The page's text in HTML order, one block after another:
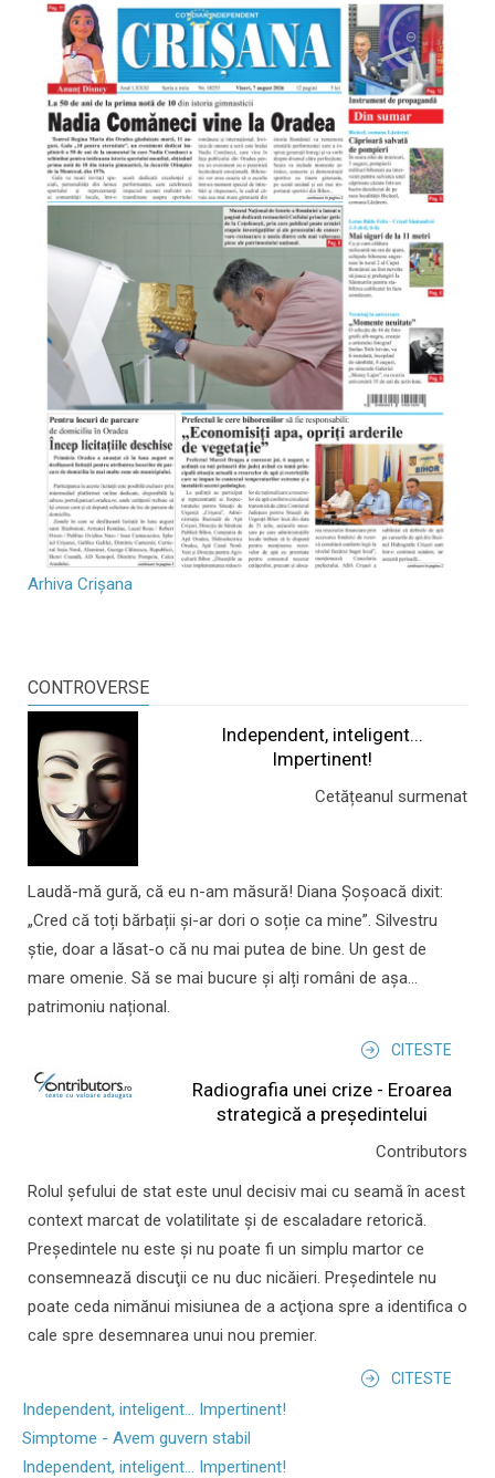
Arhiva Crișana
CONTROVERSE
Independent, inteligent...
Impertinent!
Cetățeanul surmenat
Laudă-mă gură, că eu n-am măsură! Diana Șoșoacă dixit:
„Cred că toți bărbații și-ar dori o soție ca mine”. Silvestru
știe, doar a lăsat-o că nu mai putea de bine. Un gest de
mare omenie. Să se mai bucure și alți români de așa...
patrimoniu național.
CITESTE
Radiografia unei crize - Eroarea
strategică a președintelui
Contributors
Rolul şefului de stat este unul decisiv mai cu seamă în acest
context marcat de volatilitate şi de escaladare retorică.
Preşedintele nu este şi nu poate fi un simplu martor ce
consemnează discuţii ce nu duc nicăieri. Preşedintele nu
poate ceda nimănui misiunea de a acţiona spre a identifica o
cale spre desemnarea unui nou premier.
CITESTE
Independent, inteligent... Impertinent!
Simptome - Avem guvern stabil
Independent, inteligent... Impertinent!